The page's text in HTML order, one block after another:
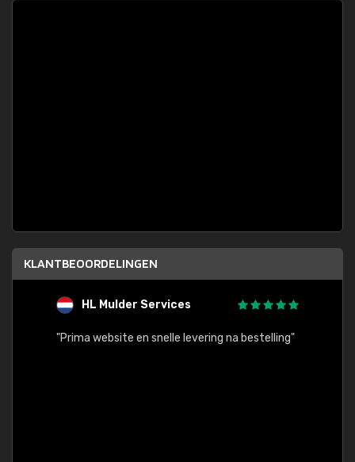
KLANTBEOORDELINGEN
HL Mulder Services
"Prima website en snelle levering na bestelling"